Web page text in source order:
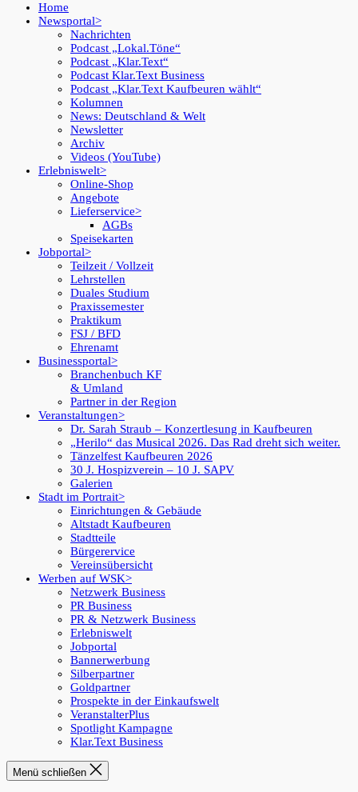
Home
Newsportal
Nachrichten
Podcast „Lokal.Töne“
Podcast „Klar.Text“
Podcast Klar.Text Business
Podcast „Klar.Text Kaufbeuren wählt“
Kolumnen
News: Deutschland & Welt
Newsletter
Archiv
Videos (YouTube)
Erlebniswelt
Online-Shop
Angebote
Lieferservice
AGBs
Speisekarten
Jobportal
Teilzeit / Vollzeit
Lehrstellen
Duales Studium
Praxissemester
Praktikum
FSJ / BFD
Ehrenamt
Businessportal
Branchenbuch KF
& Umland
Partner in der Region
Veranstaltungen
Dr. Sarah Straub – Konzertlesung in Kaufbeuren
„Herilo“ das Musical 2026. Das Rad dreht sich weiter.
Tänzelfest Kaufbeuren 2026
30 J. Hospizverein – 10 J. SAPV
Galerien
Stadt im Portrait
Einrichtungen & Gebäude
Altstadt Kaufbeuren
Stadtteile
Bürgerervice
Vereinsübersicht
Werben auf WSK
Netzwerk Business
PR Business
PR & Netzwerk Business
Erlebniswelt
Jobportal
Bannerwerbung
Silberpartner
Goldpartner
Prospekte in der Einkaufswelt
VeranstalterPlus
Spotlight Kampagne
Klar.Text Business
Menü schließen